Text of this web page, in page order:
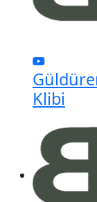
Klibi